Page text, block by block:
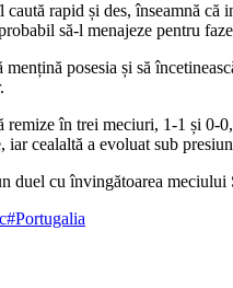
rapid și des, înseamnă că
să-l menajeze pentru
posesia și să
în trei meciuri, 1-1 și
iar cealaltă a evoluat sub
duel cu învingătoarea meciului
#Portugalia